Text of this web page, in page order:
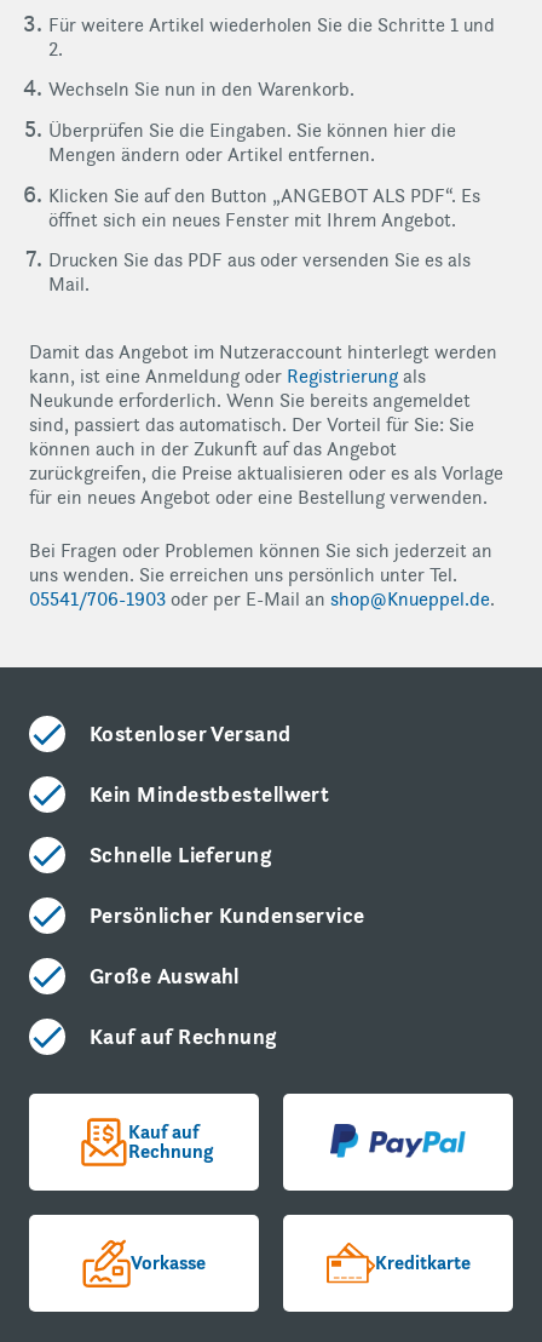
Für weitere Artikel wiederholen Sie die Schritte 1 und
2.
Wechseln Sie nun in den Warenkorb.
Überprüfen Sie die Eingaben. Sie können hier die
Mengen ändern oder Artikel entfernen.
Klicken Sie auf den Button „ANGEBOT ALS PDF“. Es
öffnet sich ein neues Fenster mit Ihrem Angebot.
Drucken Sie das PDF aus oder versenden Sie es als
Mail.
Damit das Angebot im Nutzeraccount hinterlegt werden
kann, ist eine Anmeldung oder Registrierung als
Neukunde erforderlich. Wenn Sie bereits angemeldet
sind, passiert das automatisch. Der Vorteil für Sie: Sie
können auch in der Zukunft auf das Angebot
zurückgreifen, die Preise aktualisieren oder es als Vorlage
für ein neues Angebot oder eine Bestellung verwenden.
Bei Fragen oder Problemen können Sie sich jederzeit an
uns wenden. Sie erreichen uns persönlich unter Tel.
05541/706-1903 oder per E-Mail an shop@Knueppel.de.
Kostenloser Versand
Kein Mindestbestellwert
Schnelle Lieferung
Persönlicher Kundenservice
Große Auswahl
Kauf auf Rechnung
Kauf auf
Rechnung
Vorkasse Kreditkarte